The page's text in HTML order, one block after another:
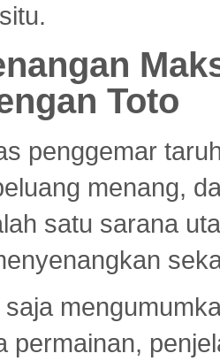
Toto
penggemar
menang,
satu sarana
permainan,